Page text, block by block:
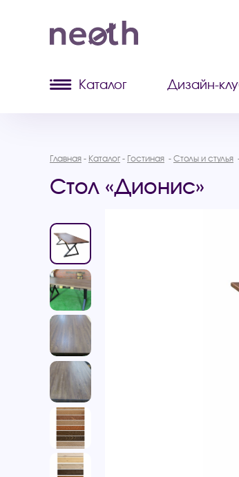
Каталог Дизайн-
Главная Каталог Гостиная Столы и стулья
Стол «Дионис»